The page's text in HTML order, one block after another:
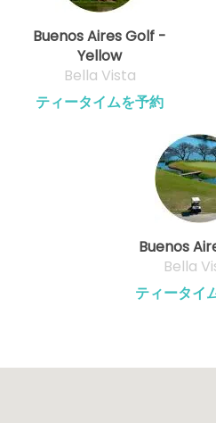
Buenos Aires Golf -
Yellow
Bella Vista
ティータイムを予約
Buenos
Bella
ティータイ